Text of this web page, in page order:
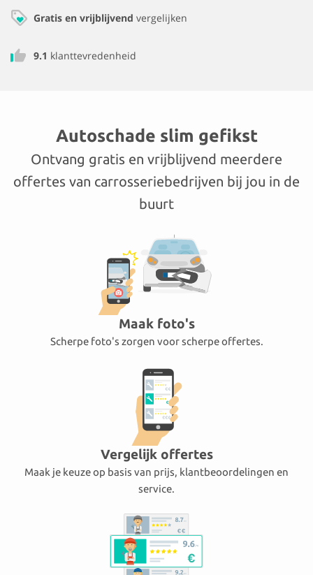
Gratis en vrijblijvend vergelijken
9.1 klanttevredenheid
Autoschade slim gefikst
Ontvang gratis en vrijblijvend meerdere
offertes van carrosseriebedrijven bij jou in de
buurt
Maak foto's
Scherpe foto's zorgen voor scherpe offertes.
Vergelijk offertes
Maak je keuze op basis van prijs, klantbeoordelingen en
service.